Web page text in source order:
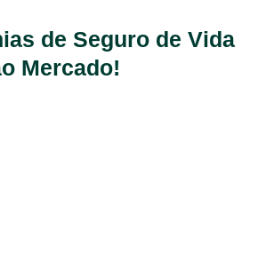
de Seguro de Vida
Mercado!